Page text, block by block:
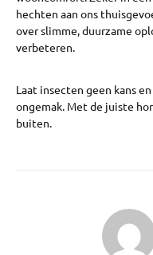
hechten aan ons
over slimme, duurzame
verbeteren.
Laat insecten geen kans
ongemak. Met de juiste
buiten.